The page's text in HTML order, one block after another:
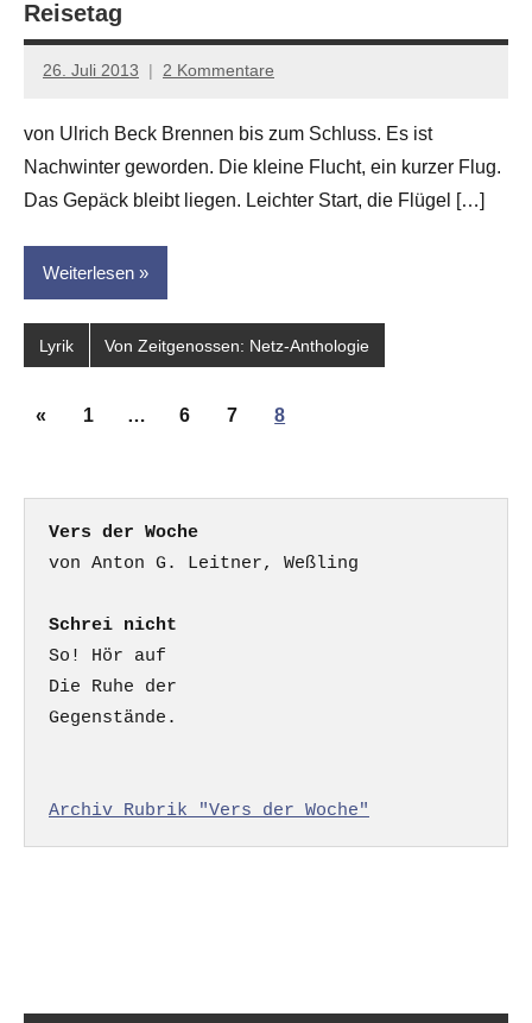
Reisetag
26. Juli 2013
Anton
Leitner
2 Kommentare
von Ulrich Beck Brennen bis zum Schluss. Es ist
Nachwinter geworden. Die kleine Flucht, ein kurzer Flug.
Das Gepäck bleibt liegen. Leichter Start, die Flügel […]
Weiterlesen
Lyrik Von Zeitgenossen: Netz-Anthologie
Seitennummerierung
«Vorherige
1 … 6 7 8
Vers der Woche
Schrei nicht
So! Hör auf
Die Ruhe der
Gegenstände.
Archiv Rubrik "Vers der Woche"